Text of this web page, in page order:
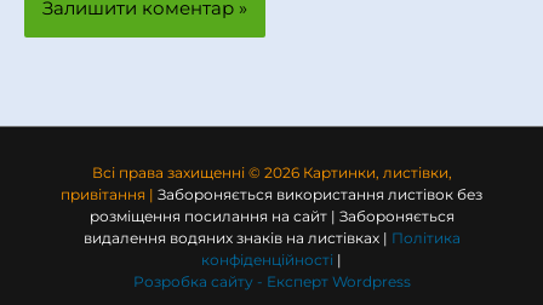
Всі права захищенні © 2026 Картинки, листівки,
привітання | Забороняється використання листівок без
розміщення посилання на сайт | Забороняється
видалення водяних знаків на листівках | Політика
конфіденційності |
Розробка сайту - Експерт Wordpress